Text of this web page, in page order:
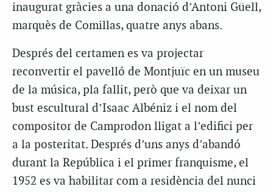
inaugurat gràcies a una donació d’Antoni Güell,
marquès de Comillas, quatre anys abans.
Després del certamen es va projectar
reconvertir el pavelló de Montjuïc en un museu
de la música, pla fallit, però que va deixar un
bust escultural d’Isaac Albéniz i el nom del
compositor de Camprodon lligat a l’edifici per
a la posteritat. Després d’uns anys d’abandó
durant la República i el primer franquisme, el
1952 es va habilitar com a residència del nunci